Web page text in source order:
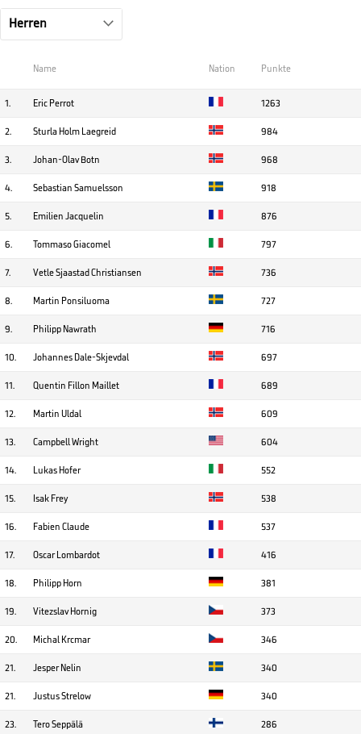
Name Nation Punkte
1. Eric Perrot 1263
2. Sturla Holm Laegreid 984
3. Johan-Olav Botn 968
4. Sebastian Samuelsson 918
5. Emilien Jacquelin 876
6. Tommaso Giacomel 797
7. Vetle Sjaastad Christiansen 736
8. Martin Ponsiluoma 727
9. Philipp Nawrath 716
10. Johannes Dale-Skjevdal 697
11. Quentin Fillon Maillet 689
12. Martin Uldal 609
13. Campbell Wright 604
14. Lukas Hofer 552
15. Isak Frey 538
16. Fabien Claude 537
17. Oscar Lombardot 416
18. Philipp Horn 381
19. Vitezslav Hornig 373
20. Michal Krcmar 346
21. Jesper Nelin 340
21. Justus Strelow 340
23. Tero Seppälä 286